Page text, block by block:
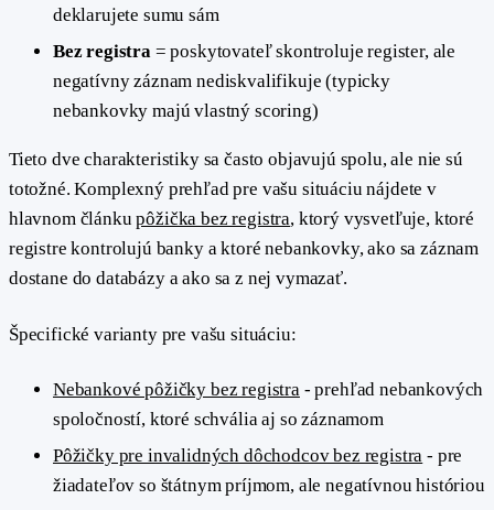
deklarujete sumu sám
Bez registra= poskytovateľ skontroluje register, ale
negatívny záznam nediskvalifikuje (typicky
nebankovky majú vlastný scoring)
Tieto dve charakteristiky sa často objavujú spolu, ale nie sú
totožné. Komplexný prehľad pre vašu situáciu nájdete v
hlavnom článkupôžička bez registra, ktorý vysvetľuje, ktoré
registre kontrolujú banky a ktoré nebankovky, ako sa záznam
dostane do databázy a ako sa z nej vymazať.
Špecifické varianty pre vašu situáciu:
Nebankové pôžičky bez registra- prehľad nebankových
spoločností, ktoré schvália aj so záznamom
Pôžičky pre invalidných dôchodcov bez registra - pre
žiadateľov so štátnym príjmom, ale negatívnou históriou